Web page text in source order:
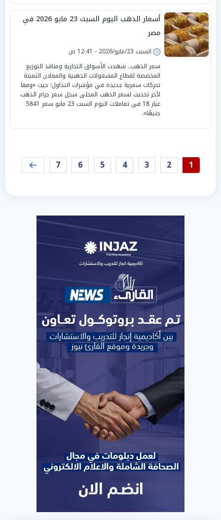
أسعار الذهب اليوم السبت 23 مايو 2026 في
مصر
السبت 23/مايو/2026 - 12:41 ص
سعر الذهب.. شهدت الأسواق التجارية ومنافذ التوزيع
المخصصة لقطاع المشغولات الذهبية والمعادن الثمينة
تحركات سعرية جديدة في مؤشرات التداول؛ حيث «وفقا
لآخر تحديث لسعر الذهب المحلى سجل سعر جرام الذهب
عيار 18 فى تعاملات اليوم السبت 23 مايو سعر 5841
جنيهًا».
1
2
3
4
5
6
7